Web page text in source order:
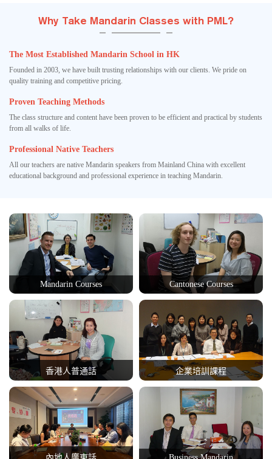
Why Take Mandarin Classes with PML?
The Most Established Mandarin School in HK
Founded in 2003, we have built trusting relationships with our clients. We pride on
quality training and competitive pricing.
Proven Teaching Methods
The class structure and content have been proven to be efficient and practical by students
from all walks of life.
Professional Native Teachers
All our teachers are native Mandarin speakers from Mainland China with excellent
educational background and professional experience in teaching Mandarin.
Mandarin Courses Cantonese Courses
香港人普通話 企業培訓課程